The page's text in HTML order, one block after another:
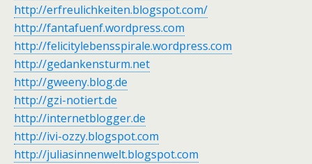
http://erfreulichkeiten.blogspot.com/
http://fantafuenf.wordpress.com
http://felicitylebensspirale.wordpress.com
http://gedankensturm.net
http://gweeny.blog.de
http://gzi-notiert.de
http://internetblogger.de
http://ivi-ozzy.blogspot.com
http://juliasinnenwelt.blogspot.com